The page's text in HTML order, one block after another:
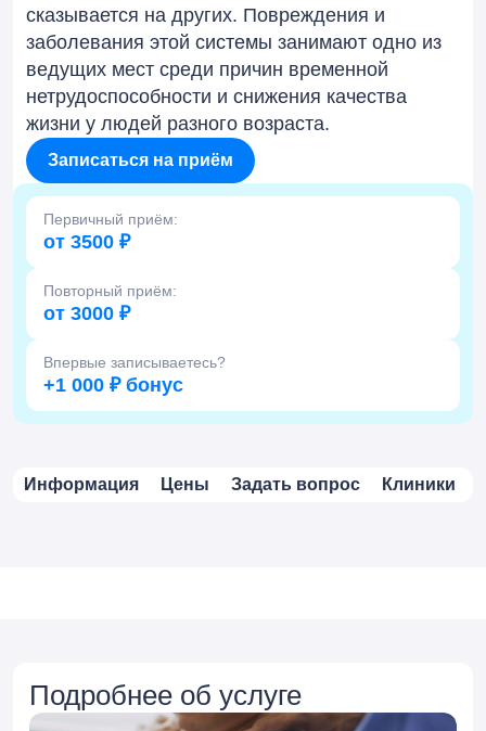
сказывается на других. Повреждения и
заболевания этой системы занимают одно из
ведущих мест среди причин временной
нетрудоспособности и снижения качества
жизни у людей разного возраста.
Записаться на приём
Первичный приём:
от 3500 ₽
Повторный приём:
от 3000 ₽
Впервые записываетесь?
+1 000 ₽ бонус
Информация Цены Задать вопрос Клиники
Подробнее об услуге